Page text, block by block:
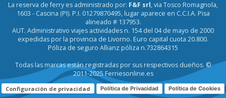
La reserva de ferry es administrado por: F&F srl, via Tosco Romagnola,
1603 - Cascina (PI). P.I. 01279870495, lugar aparece en C.C.I.A. Pisa
alineado # 137953.
AUT. Administrativo viajes actividades n. 154 del 04 de mayo de 2000
expedidas por la provincia de Livorno. Euro capital cuota 20.800.
Póliza de seguro Allianz póliza n.732864315
Todas las marcas están registradas por sus respectivos dueños. ©
2011-2025 Ferriesonline.es
Configuración de privacidad Política de Privacidad Política de Cookies